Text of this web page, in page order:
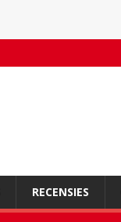
RECENSIES